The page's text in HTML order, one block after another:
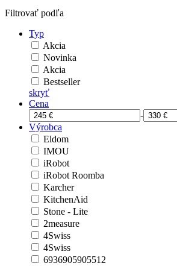
Filtrovať podľa
Typ
Akcia
Novinka
Akcia
Bestseller
skryť
Cena
-
Výrobca
Eldom
IMOU
iRobot
iRobot Roomba
Karcher
KitchenAid
Stone - Lite
2measure
4Swiss
4Swiss
6936905905512